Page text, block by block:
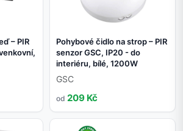
– PIR
Pohybové čidlo na strop – PIR
senzor GSC, IP20 - do
interiéru, bílé, 1200W
GSC
od 209 Kč